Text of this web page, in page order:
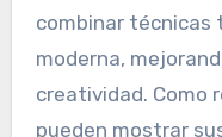
combinar técnicas
moderna,
creatividad. Como
pueden mostrar